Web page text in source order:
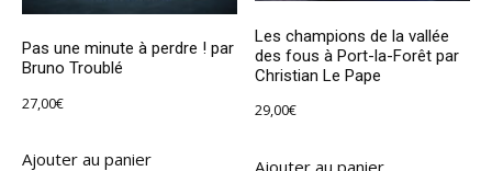
Pas une minute à perdre ! par
Bruno Troublé
27,00€
Ajouter au panier
Les champions de la vallée
des fous à Port-la-Forêt par
Christian Le Pape
29,00€
Ajouter au panier